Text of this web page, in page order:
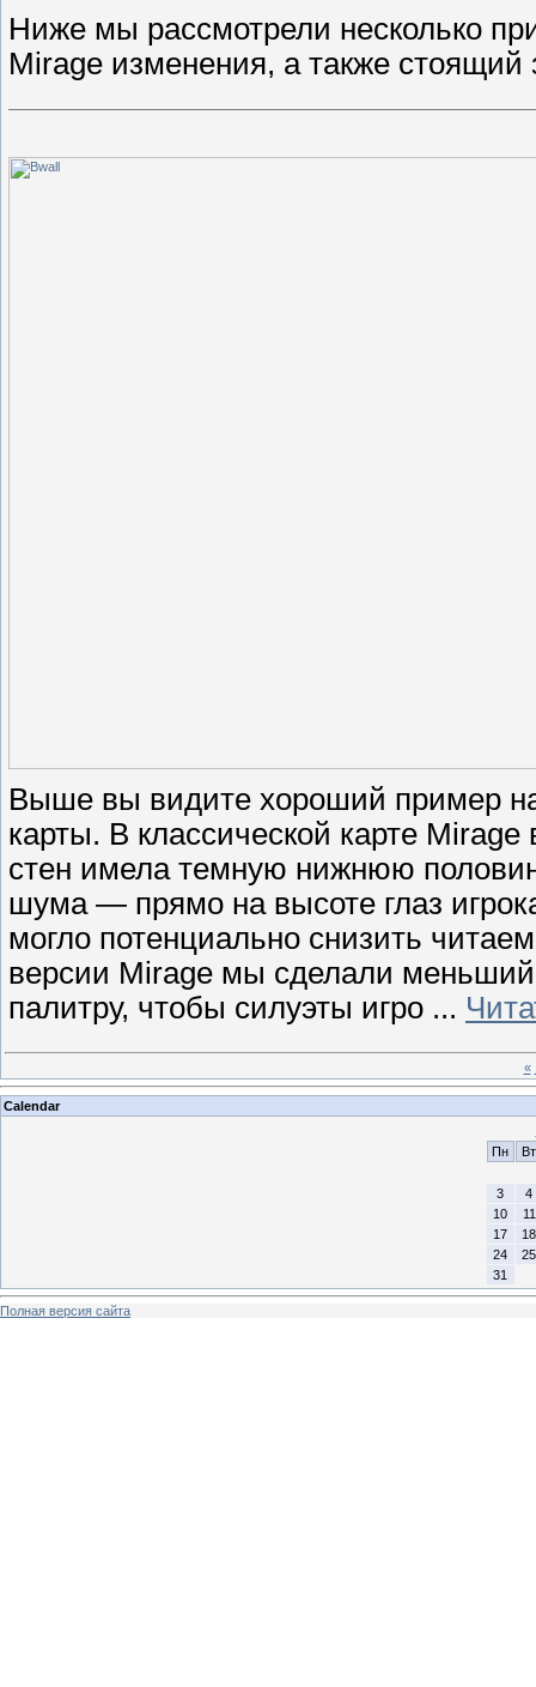
Ниже мы рассмотрели несколько
Mirage изменения, а также
Выше вы видите хороший пример
карты. В классической карте
стен имела темную нижнюю
шума — прямо на высоте глаз
могло потенциально снизить
версии Mirage мы сделали
палитру, чтобы силуэты игро ...
«
Calendar
Пн
Вт
3
4
10
11
17
18
24
25
31
Полная версия сайта